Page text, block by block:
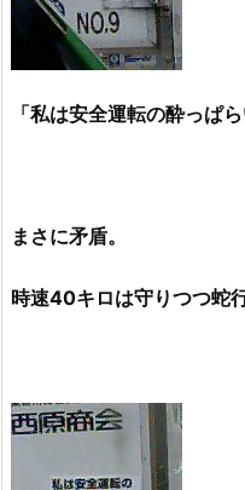
「私は安全運転の酔っぱら
まさに矛盾。
時速40キロは守りつつ蛇